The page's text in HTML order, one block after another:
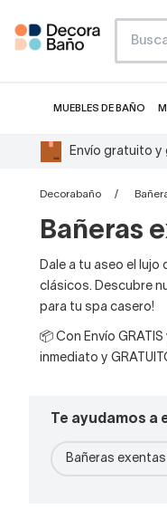
MUEBLES DE BAÑO
Envío gratuito y
Decorabaño
Bañeras
Dale a tu aseo el lujo
clásicos. Descubre
para tu spa casero!
📦 Con Envío
inmediato y
Te ayudamos
Bañeras